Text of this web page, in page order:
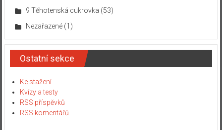
9 Těhotenská cukrovka (53)
Nezařazené(1)
Ostatní sekce
Ke stažení
Kvízy a testy
RSS příspěvků
RSS komentářů